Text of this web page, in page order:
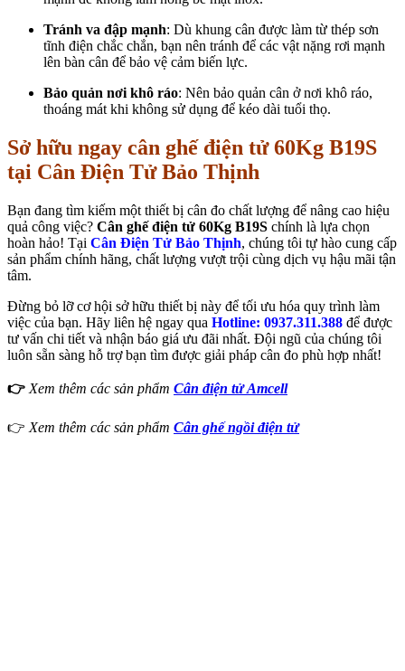
Tránh va đập mạnh: Dù khung cân được làm từ thép sơn
tĩnh điện chắc chắn, bạn nên tránh để các vật nặng rơi mạnh
lên bàn cân để bảo vệ cảm biến lực.
Bảo quản nơi khô ráo: Nên bảo quản cân ở nơi khô ráo,
thoáng mát khi không sử dụng để kéo dài tuổi thọ.
Sở hữu ngay cân ghế điện tử 60Kg B19S
tại Cân Điện Tử Bảo Thịnh
Bạn đang tìm kiếm một thiết bị cân đo chất lượng để nâng cao hiệu
quả công việc? Cân ghế điện tử 60Kg B19S chính là lựa chọn
hoàn hảo! Tại Cân Điện Tử Bảo Thịnh, chúng tôi tự hào cung cấp
sản phẩm chính hãng, chất lượng vượt trội cùng dịch vụ hậu mãi tận
tâm.
Đừng bỏ lỡ cơ hội sở hữu thiết bị này để tối ưu hóa quy trình làm
việc của bạn. Hãy liên hệ ngay qua Hotline: 0937.311.388 để được
tư vấn chi tiết và nhận báo giá ưu đãi nhất. Đội ngũ của chúng tôi
luôn sẵn sàng hỗ trợ bạn tìm được giải pháp cân đo phù hợp nhất!
👉 Xem thêm các sản phẩm Cân điện tử Amcell
👉 Xem thêm các sản phẩm Cân ghế ngồi điện tử